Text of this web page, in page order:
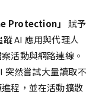
Protection」
賦予
AI 應用與代理人
活動與網路連線。
突然嘗試大量讀取不
程，並在活動擴散